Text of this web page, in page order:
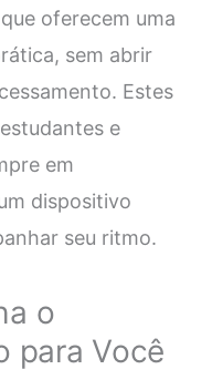
oferecem uma
sem abrir
Estes
e
em
dispositivo
seu ritmo.
o
para Você